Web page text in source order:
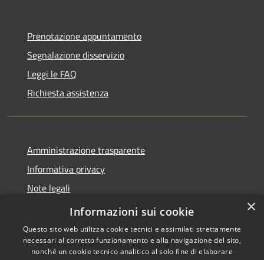
Prenotazione appuntamento
Segnalazione disservizio
Leggi le FAQ
Richiesta assistenza
Amministrazione trasparente
Informativa privacy
Note legali
Dichiarazione di accessibilità
×
Informazioni sui cookie
Questo sito web utilizza cookie tecnici e assimilati strettamente
necessari al corretto funzionamento e alla navigazione del sito,
nonché un cookie tecnico analitico al solo fine di elaborare